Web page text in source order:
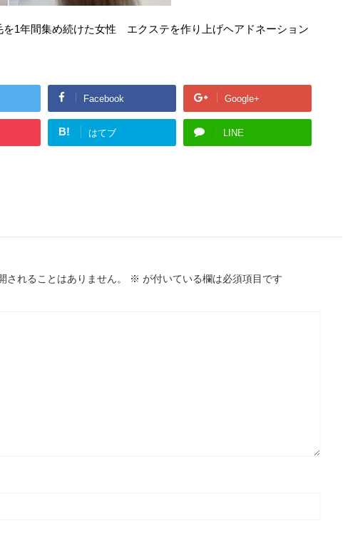
を1年間集め続けた女性 エクステを作り上げヘアドネーション
Facebook Google+
B! はてブ LINE
されることはありません。 ※ が付いている欄は必須項目です